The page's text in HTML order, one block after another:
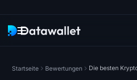
Startseite Bewertungen Die besten